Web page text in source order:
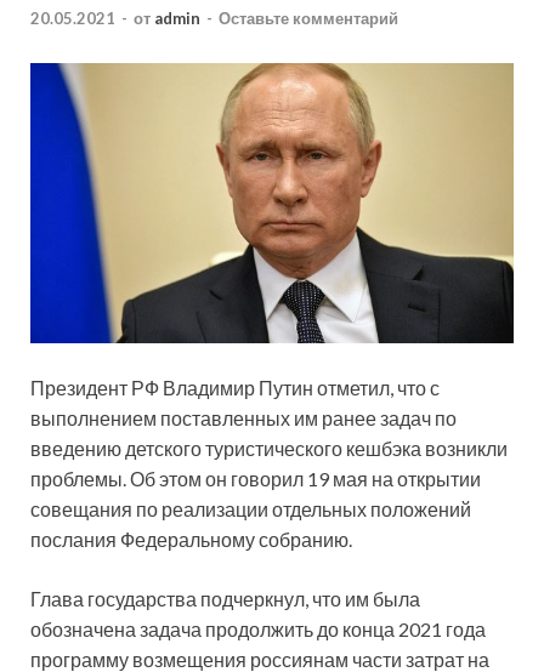
20.05.2021 - от admin - Оставьте комментарий
Президент РФ Владимир Путин отметил, что с
выполнением поставленных им ранее задач по
введению детского туристического кешбэка возникли
проблемы. Об этом он говорил 19 мая на открытии
совещания по реализации отдельных положений
послания Федеральному собранию.
Глава государства подчеркнул, что им была
обозначена задача продолжить до конца 2021 года
программу возмещения россиянам части затрат на